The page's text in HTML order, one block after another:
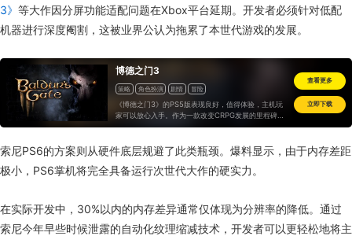
3》 等大作因分屏功能适配问题在Xbox平台延期。开发者必须针对低配
机器进行深度阉割，这被业界公认为拖累了本世代游戏的发展。
博德之门3
策略 角色扮演 剧情 冒险
《博德之门3》的PS5版表现良好，值得体验，主机玩
家可以放心入手。作为一款改变CRPG发展的里程碑式
作品，它在与主机的适配上也堪称楷模，拉瑞安值得我
查看更多
立即下载
索尼PS6的方案则从硬件底层规避了此类瓶颈。爆料显示，由于内存差距
极小，PS6掌机将完全具备运行次世代大作的硬实力。
在实际开发中，30%以内的内存差异通常仅体现为分辨率的降低。通过
索尼今年早些时候泄露的自动化纹理缩减技术，开发者可以更轻松地将主